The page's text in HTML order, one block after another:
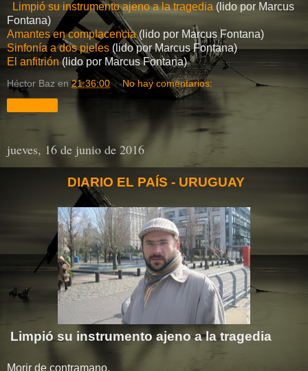
Limpió su instrumento ajeno a la tragedia (lido por Marcus
Fontana)
Amantes en complacencia(lido por Marcus Fontana)
Sinfonía a dos pieles (lido por Marcus Fontana)
El anfitrión(lido por Marcus Fontana)
Héctor Baz en21:36:00 No hay comentarios:
jueves, 16 de junio de 2016
DIARIO EL PAÍS - URUGUAY
Limpió su instrumento ajeno a la tragedia
Morir de contramano,